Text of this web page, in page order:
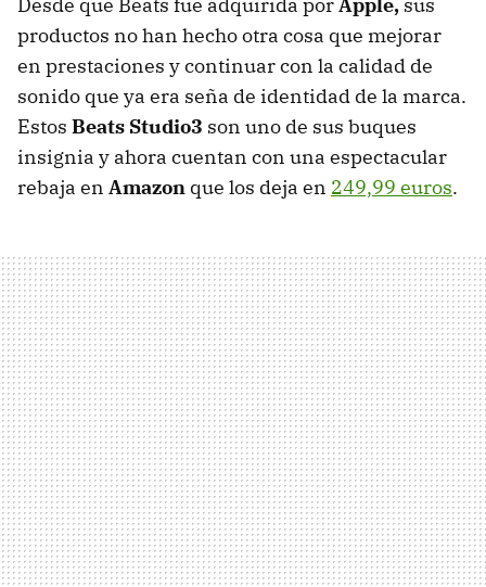
productos no han hecho otra cosa que mejorar
en prestaciones y continuar con la calidad de
sonido que ya era seña de identidad de la marca.
Estos Beats Studio3 son uno de sus buques
insignia y ahora cuentan con una espectacular
rebaja en Amazon que los deja en 249,99 euros.